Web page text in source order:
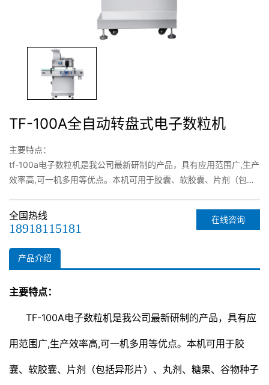
TF-100A全自动转盘式电子数粒机
主要特点：
tf-100a电子数粒机是我公司最新研制的产品，具有应用范围广,生产
效率高,可一机多用等优点。本机可用于胶囊、软胶囊、片剂（包括
质量管理规范“gmp”的要求.
本机采用抗高粉尘光电计数技术，可对尺寸范围在直径20以下的丸
分装。
可…
在线咨询
全国热线
18918115181
产品介绍
主要特点：
TF-100A电子数粒机是我公司最新研制的产品，具有应
用范围广,生产效率高,可一机多用等优点。本机可用于胶
囊、软胶囊、片剂（包括异形片）、丸剂、糖果、谷物种子